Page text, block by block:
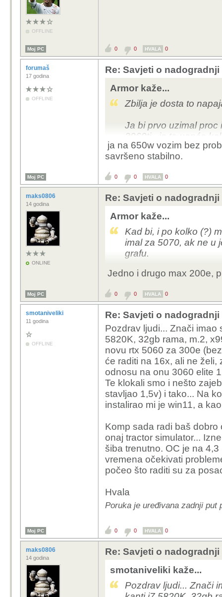
OFFLINE
Moj PC 0 0 HVALA 0
forumaš
17 godina
OFFLINE
Re: Savjeti o
Armor kaže...
Zbilja je dosta to
Ja bi prvo uzimal
3060ti - je to uopće
ja na 650w vozim bez
savršeno stabilno.
Moj PC 0 0 HVALA 0
maks0806
14 godina
ONLINE
Re: Savjeti o
Armor kaže...
Kad bi, i po kolko (?)
imal za 5070, ak ne u
grafu.
Jedno i drugo max 200e,
Moj PC 0 0 HVALA 0
smotaniveliki
11 godina
OFFLINE
Re: Savjeti o
Pozdrav ljudi... Znači imao
5820K, 32gb rama, m.2,
novu rtx 5060 za 300e
će raditi na 16x, ali ne želi,
odnosu na onu 3060 elite
Te klokali smo i nešto
stavljao 1,5v) i tako... Na
instalirao mi je win11, a
Komp sada radi baš
onaj tractor simulator...
šiba trenutno. OC je na
vremena očekivati
počeo što raditi su za
Hvala
Poruka je uređivana zadnji put
Moj PC 0 0 HVALA 0
maks0806
14 godina
Re: Savjeti o
smotaniveliki kaže...
Pozdrav ljudi... Znači